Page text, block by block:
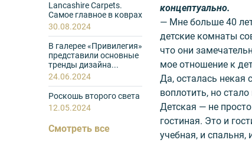
Lancashire Carpets.
Самое главное в коврах
30.08.2024
В галерее «Привилегия»
представили основные
тренды дизайна...
24.06.2024
Роскошь второго света
12.05.2024
Смотреть все
концептуально.
— Мне больше 40
детские комнаты
что они
мое отношение к
Да, осталась некая
воплотить, но
Детская — не
гостиная. Это и
учебная, и спальня,